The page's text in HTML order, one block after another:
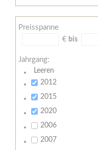
Zahlungsbedingungen
Preisspanne
€ bis
Jahrgang:
Leeren
2012
2015
2020
2006
2007